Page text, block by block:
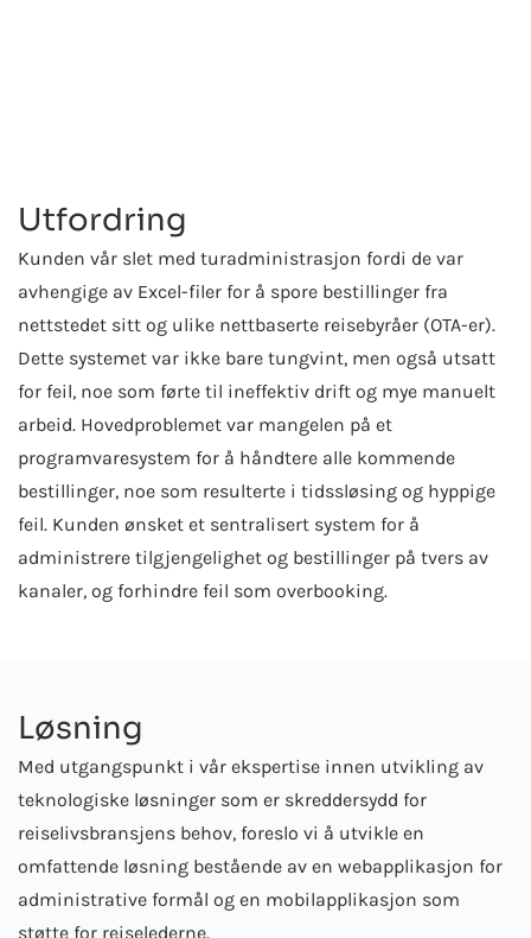
Utfordring
Kunden vår slet med turadministrasjon fordi de var
avhengige av Excel-filer for å spore bestillinger fra
nettstedet sitt og ulike nettbaserte reisebyråer (OTA-er).
Dette systemet var ikke bare tungvint, men også utsatt
for feil, noe som førte til ineffektiv drift og mye manuelt
arbeid. Hovedproblemet var mangelen på et
programvaresystem for å håndtere alle kommende
bestillinger, noe som resulterte i tidssløsing og hyppige
feil. Kunden ønsket et sentralisert system for å
administrere tilgjengelighet og bestillinger på tvers av
kanaler, og forhindre feil som overbooking.
Løsning
Med utgangspunkt i vår ekspertise innen utvikling av
teknologiske løsninger som er skreddersydd for
reiselivsbransjens behov, foreslo vi å utvikle en
omfattende løsning bestående av en webapplikasjon for
administrative formål og en mobilapplikasjon som
støtte for reiselederne.